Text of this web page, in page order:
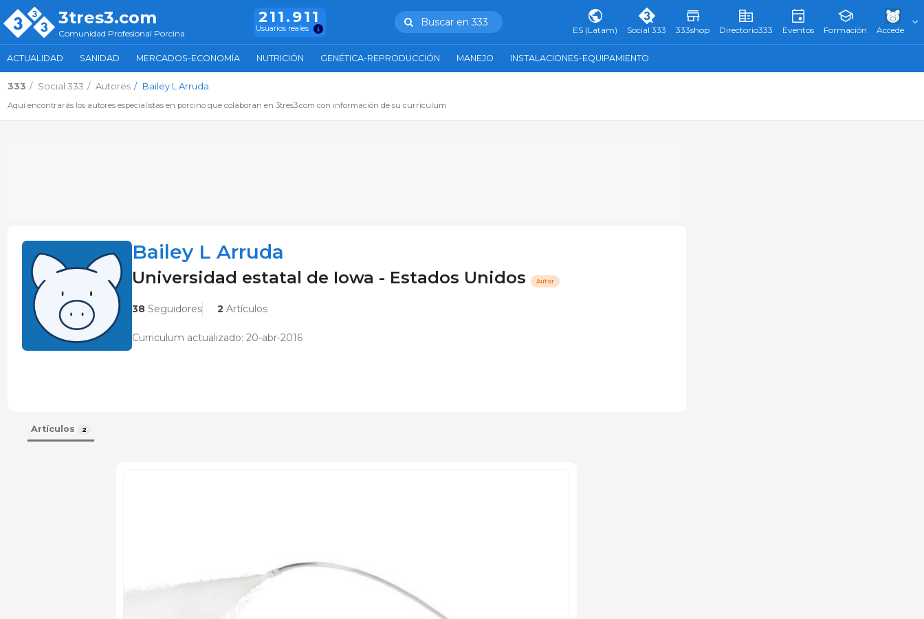
3tres3.com
Comunidad Profesional Porcina
211.911
Usuarios reales
Buscar en 333
ES (Latam) Social 333 333shop Directorio333 Eventos Formación Accede
ACTUALIDAD SANIDAD MERCADOS-ECONOMÍA NUTRICIÓN GENÉTICA-REPRODUCCIÓN MANEJO INSTALACIONES-EQUIPAMIENTO
333 Social 333 Autores Bailey L Arruda
Aquí encontrarás los autores especialistas en porcino que colaboran en 3tres3.com con información de su curriculum
Bailey L Arruda
Universidad estatal de Iowa - Estados Unidos Autor
38Seguidores 2 Artículos
Curriculum actualizado: 20-abr-2016
Artículos 2